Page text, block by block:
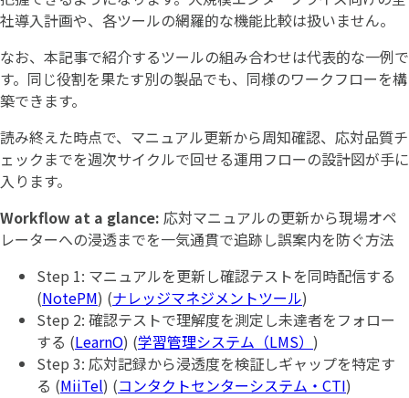
社導入計画や、各ツールの網羅的な機能比較は扱いません。
なお、本記事で紹介するツールの組み合わせは代表的な一例で
す。同じ役割を果たす別の製品でも、同様のワークフローを構
築できます。
読み終えた時点で、マニュアル更新から周知確認、応対品質チ
ェックまでを週次サイクルで回せる運用フローの設計図が手に
入ります。
Workflow at a glance: 応対マニュアルの更新から現場オペ
レーターへの浸透までを一気通貫で追跡し誤案内を防ぐ方法
Step 1: マニュアルを更新し確認テストを同時配信する
(NotePM) (ナレッジマネジメントツール)
Step 2: 確認テストで理解度を測定し未達者をフォロー
する (LearnO) (学習管理システム（LMS） )
Step 3: 応対記録から浸透度を検証しギャップを特定す
る (MiiTel) (コンタクトセンターシステム・CTI)